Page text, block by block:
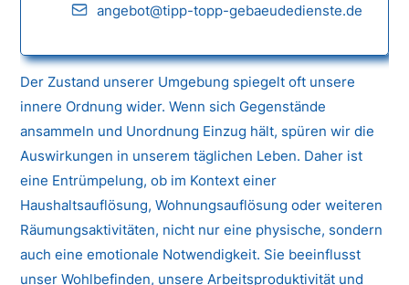
angebot@tipp-topp-gebaeudedienste.de
Der Zustand unserer Umgebung spiegelt oft unsere
innere Ordnung wider. Wenn sich Gegenstände
ansammeln und Unordnung Einzug hält, spüren wir die
Auswirkungen in unserem täglichen Leben. Daher ist
eine Entrümpelung, ob im Kontext einer
Haushaltsauflösung, Wohnungsauflösung oder weiteren
Räumungsaktivitäten, nicht nur eine physische, sondern
auch eine emotionale Notwendigkeit. Sie beeinflusst
unser Wohlbefinden, unsere Arbeitsproduktivität und